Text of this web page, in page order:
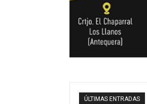
ÚLTIMAS ENTRADAS